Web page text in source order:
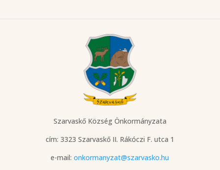
Szarvaskő Község Önkormányzata
cím: 3323 Szarvaskő II. Rákóczi F. utca 1
e-mail:onkormanyzat@szarvasko.hu